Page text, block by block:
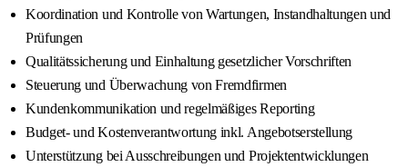
Koordination und Kontrolle von Wartungen, Instandhaltungen und
Prüfungen
Qualitätssicherung und Einhaltung gesetzlicher Vorschriften
Steuerung und Überwachung von Fremdfirmen
Kundenkommunikation und regelmäßiges Reporting
Budget- und Kostenverantwortung inkl. Angebotserstellung
Unterstützung bei Ausschreibungen und Projektentwicklungen